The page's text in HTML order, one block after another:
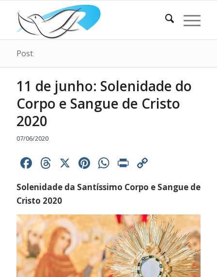
Post
11 de junho: Solenidade do
Corpo e Sangue de Cristo
2020
07/06/2020
Facebook
Threads
X Pinterest
WhatsApp
Print
Link
Solenidade da Santíssimo Corpo e Sangue de
Cristo 2020